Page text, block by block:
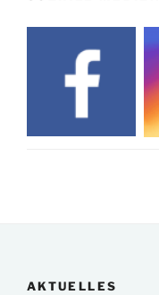
AKTUELLES